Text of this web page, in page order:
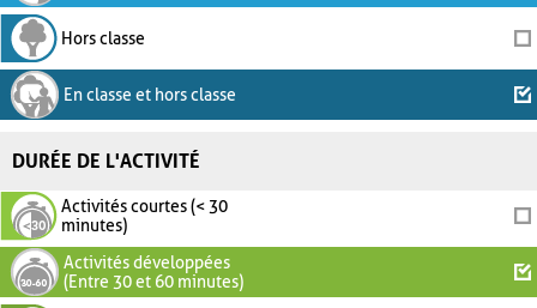
Hors classe
En classe et hors classe
DURÉE DE L'ACTIVITÉ
Activités courtes (< 30
minutes)
Activités développées
(Entre 30 et 60 minutes)